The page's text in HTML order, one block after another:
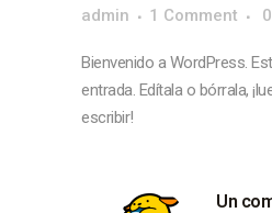
admin
1 Comment 0
Bienvenido a WordPress.
entrada. Edítala o bórrala,
escribir!
Un